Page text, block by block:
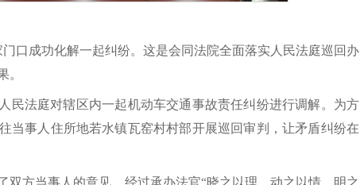
口成功化解一起纠纷。这是会同法院全面落实人民法庭巡回办
。
民法庭对辖区内一起机动车交通事故责任纠纷进行调解。为方
当事人住所地若水镇瓦窑村村部开展巡回审判，让矛盾纠纷在
双方当事人的意见。经过承办法官“晓之以理、动之以情、明之